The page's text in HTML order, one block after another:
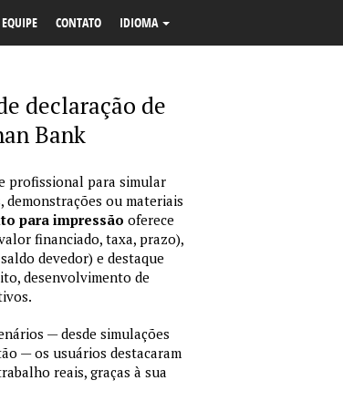
EQUIPE CONTATO IDIOMA
declaração de
Bank
profissional para simular
ou materiais
para impressão oferece
financiado, taxa, prazo),
devedor) e destaque
desenvolvimento de
— desde simulações
— os usuários destacaram
reais, graças à sua